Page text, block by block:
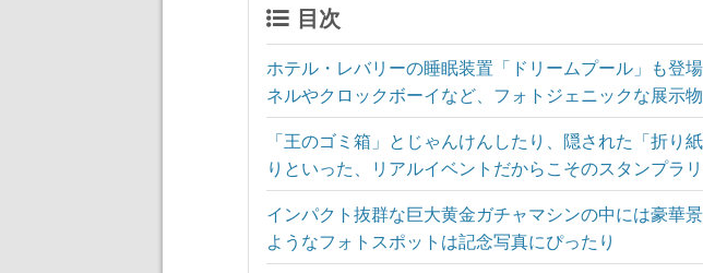
目次
ホテル・レバリーの睡眠装置「ドリームプール」も登
ネルやクロックボーイなど、フォトジェニックな展示
「王のゴミ箱」とじゃんけんしたり、隠された「折り
りといった、リアルイベントだからこそのスタンプラ
インパクト抜群な巨大黄金ガチャマシンの中には豪華
ようなフォトスポットは記念写真にぴったり